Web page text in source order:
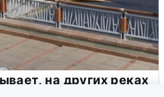
на других реках